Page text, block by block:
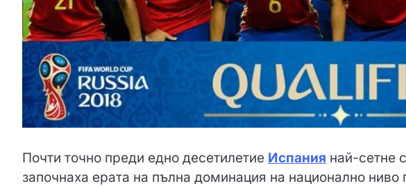
Почти точно преди едно десетилетие Испания най-сетне
започнаха ерата на пълна доминация на национално